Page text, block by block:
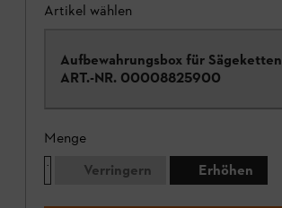
Artikel wählen
Aufbewahrungsbox für Sägeketten
ART.-NR. 00008825900
Menge
Verringern
Erhöhen